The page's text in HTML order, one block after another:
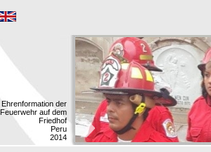
Ehrenformation der
Feuerwehr auf dem
Friedhof
Peru
2014